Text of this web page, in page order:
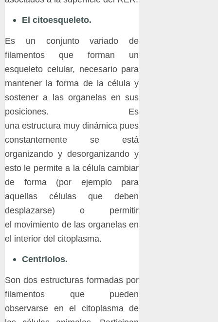
El citoesqueleto.
Es un conjunto variado de
filamentos que forman un
esqueleto celular, necesario para
mantener la forma de la célula y
sostener a las organelas en sus
posiciones. Es
una estructura muy dinámica pues
constantemente se está
organizando y desorganizando y
esto le permite a la célula cambiar
de forma (por ejemplo para
aquellas células que deben
desplazarse) o permitir
el movimiento de las organelas en
el interior del citoplasma.
Centriolos.
Son dos estructuras formadas por
filamentos que pueden
observarse en el citoplasma de